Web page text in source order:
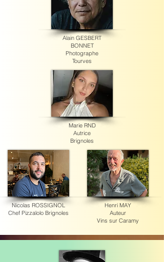
Alain GESBERT
BONNET
Photographe
Tourves
Marie RND
Autrice
Brignoles
Nicolas ROSSIGNOL
Chef Pizzaïolo Brignoles
Henri MAY
Auteur
Vins sur Caramy